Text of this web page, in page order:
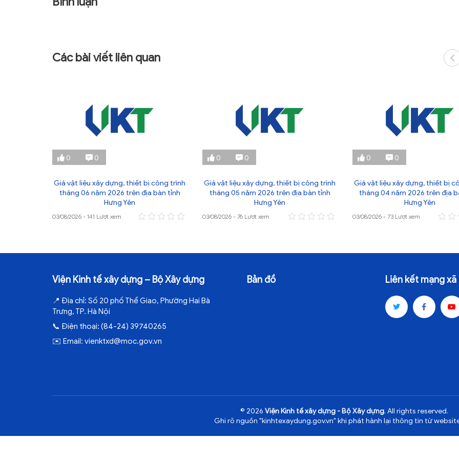
Các bài viết liên quan
0 0
Giá vật liệu xây dựng, thiết bị công trình
tháng 06 năm 2026 trên địa bàn tỉnh
Hưng Yên
03/08/2026 - 141 Lượt xem
0 0
Giá vật liệu xây dựng, thiết bị công trình
tháng 05 năm 2026 trên địa bàn tỉnh
Hưng Yên
03/08/2026 - 76 Lượt xem
0 0
Giá vật liệu xây dựng, thiết bị
tháng 04 năm 2026 trên địa
Hưng Yên
03/08/2026 - 73 Lượt xem
Viện Kinh tế xây dựng – Bộ Xây dựng
📍 Địa chỉ: Số 20 phố Thể Giao, Phường Hai Bà
Trưng, TP. Hà Nội
📞 Điện thoại: (84-24) 39740265
✉️ Email: vienktxd@moc.gov.vn
Bản đồ Liên kết mạng xã
© 2026 Viện Kinh tế xây dựng - Bộ Xây dựng. All rights reserved.
Ghi rõ nguồn "kinhtexaydung.gov.vn" khi phát hành lại thông tin từ